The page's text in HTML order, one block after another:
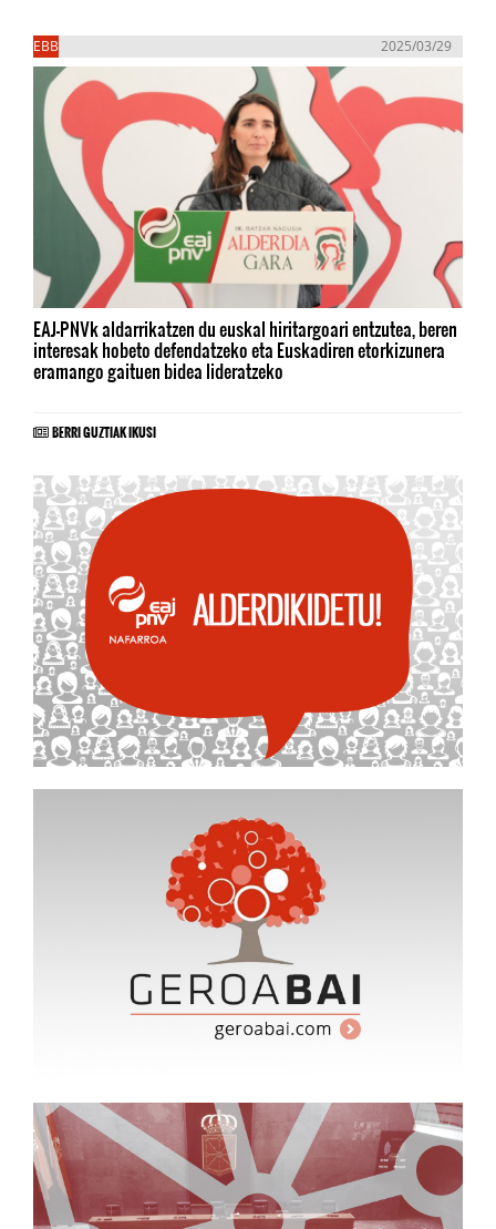
EBB 2025/03/29
EAJ-PNVk aldarrikatzen du euskal hiritargoari entzutea, beren
interesak hobeto defendatzeko eta Euskadiren etorkizunera
eramango gaituen bidea lideratzeko
BERRI GUZTIAK IKUSI